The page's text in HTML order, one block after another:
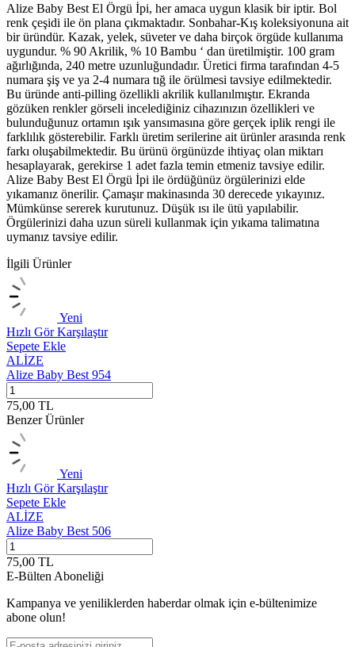
Alize Baby Best El Örgü İpi, her amaca uygun klasik bir iptir. Bol
renk çeşidi ile ön plana çıkmaktadır. Sonbahar-Kış koleksiyonuna ait
bir üründür. Kazak, yelek, süveter ve daha birçok örgüde kullanıma
uygundur. % 90 Akrilik, % 10 Bambu ‘ dan üretilmiştir. 100 gram
ağırlığında, 240 metre uzunluğundadır. Üretici firma tarafından 4-5
numara şiş ve ya 2-4 numara tığ ile örülmesi tavsiye edilmektedir.
Bu üründe anti-pilling özellikli akrilik kullanılmıştır. Ekranda
gözüken renkler görseli incelediğiniz cihazınızın özellikleri ve
bulunduğunuz ortamın ışık yansımasına göre gerçek iplik rengi ile
farklılık gösterebilir. Farklı üretim serilerine ait ürünler arasında renk
farkı oluşabilmektedir. Bu ürünü örgünüzde ihtiyaç olan miktarı
hesaplayarak, gerekirse 1 adet fazla temin etmeniz tavsiye edilir.
Alize Baby Best El Örgü İpi ile ördüğünüz örgülerinizi elde
yıkamanız önerilir. Çamaşır makinasında 30 derecede yıkayınız.
Mümkünse sererek kurutunuz. Düşük ısı ile ütü yapılabilir.
Örgülerinizi daha uzun süreli kullanmak için yıkama talimatına
uymanız tavsiye edilir.
İlgili Ürünler
Yeni
Hızlı GörKarşılaştır
Sepete Ekle
ALİZE
Alize Baby Best 954
75,00 TL
Benzer Ürünler
Yeni
Hızlı GörKarşılaştır
Sepete Ekle
ALİZE
Alize Baby Best 506
75,00 TL
E-Bülten Aboneliği
Kampanya ve yeniliklerden haberdar olmak için e-bültenimize
abone olun!